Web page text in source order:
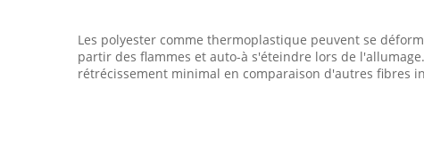
Les polyester comme thermoplastique peuvent se
partir des flammes et auto-à s'éteindre lors de
rétrécissement minimal en comparaison d'autres fibres